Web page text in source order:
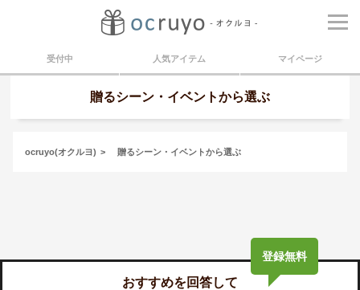
受付中 人気アイテム マイページ
贈るシーン・イベントから選ぶ
ocruyo(オクルヨ) 贈るシーン・イベントから選ぶ
登録無料
おすすめを回答して